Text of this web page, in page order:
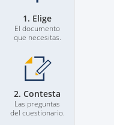
1. Elige
El documento
que necesitas.
2. Contesta
Las preguntas
del cuestionario.